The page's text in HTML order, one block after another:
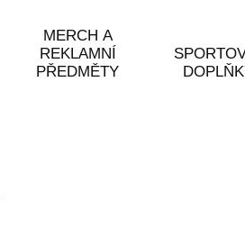
MERCH A
REKLAMNÍ
PŘEDMĚTY